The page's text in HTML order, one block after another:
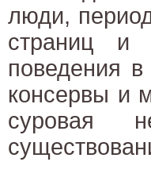
люди,
страниц и
поведения
консервы и
суровая